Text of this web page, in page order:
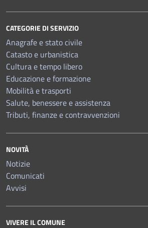
CATEGORIE DI SERVIZIO
Anagrafe e stato civile
Catasto e urbanistica
Cultura e tempo libero
Educazione e formazione
Mobilità e trasporti
Salute, benessere e assistenza
Tributi, finanze e contravvenzioni
NOVITÀ
Notizie
Comunicati
Avvisi
VIVERE IL COMUNE